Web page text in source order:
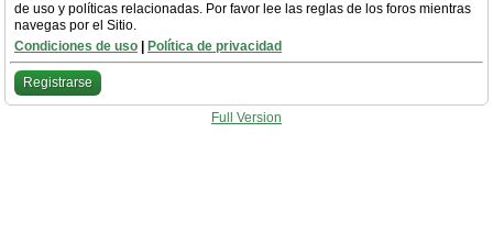
de uso y políticas relacionadas. Por favor lee las reglas de los foros mientras
navegas por el Sitio.
Condiciones de uso
Política de privacidad
Registrarse
Full Version